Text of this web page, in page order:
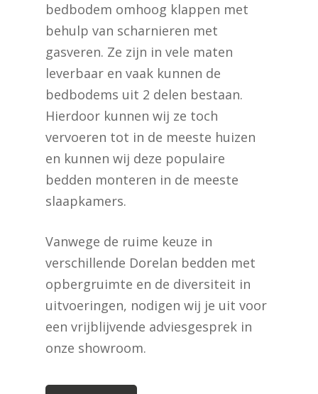
Geen producten in de
winkelwagen.
bedbodem omhoog klappen met
behulp van scharnieren met
gasveren. Ze zijn in vele maten
leverbaar en vaak kunnen de
bedbodems uit 2 delen bestaan.
Hierdoor kunnen wij ze toch
vervoeren tot in de meeste huizen
en kunnen wij deze populaire
bedden monteren in de meeste
slaapkamers.
Vanwege de ruime keuze in
verschillende Dorelan bedden met
opbergruimte en de diversiteit in
uitvoeringen, nodigen wij je uit voor
een vrijblijvende adviesgesprek in
onze showroom.